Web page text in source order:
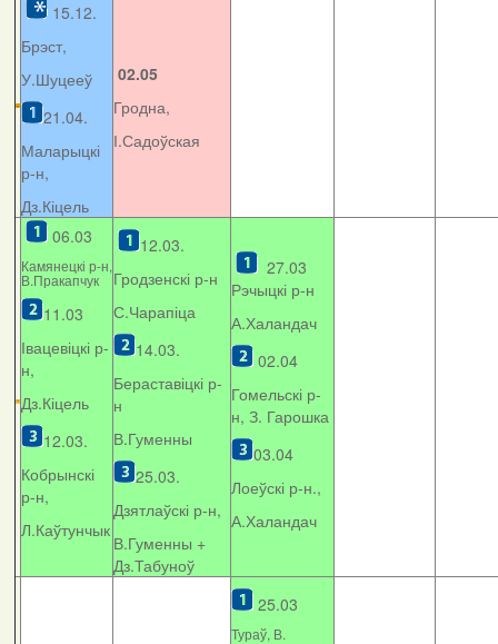
15.12.
Брэст,
У.Шуцееў
21.04.
Маларыцкі
р-н,
Дз.Кіцель
02.05
Гродна,
І.Садоўская
06.03
Камянецкі р-н,
В.Пракапчук
11.03
Івацевіцкі р-
н,
Дз.Кіцель
12.03.
Кобрынскі
р-н,
Л.Каўтунчык
12.03.
Гродзенскі р-н
С.Чарапіца
14.03.
Бераставіцкі р-
н
В.Гуменны
25.03.
Дзятлаўскі р-н,
В.Гуменны +
Дз.Табуноў
27.03
Рэчыцкі р-н
А.Халандач
02.04
Гомельскі р-
н, З. Гарошка
03.04
Лоеўскі р-н.,
А.Халандач
25.03
Тураў, В.